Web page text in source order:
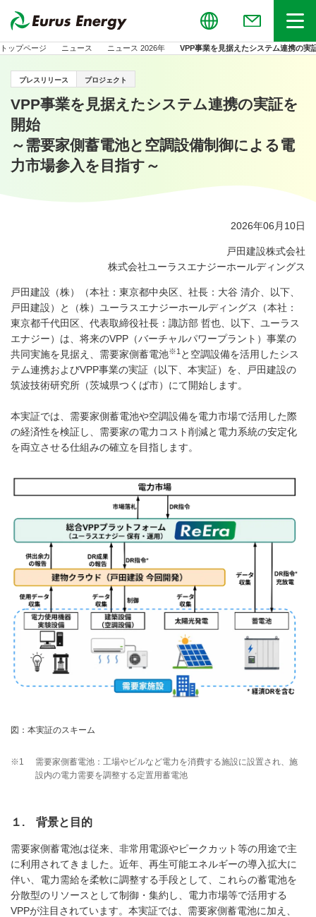
Globalお問い合わせメニュー
トップページ ニュース ニュース 2026年 VPP事業を見据えたシステム連携の実
プレスリリース プロジェクト
VPP事業を見据えたシステム連携の実証を
開始
～需要家側蓄電池と空調設備制御による電
力市場参入を目指す～
2026年06月10日
戸田建設株式会社
株式会社ユーラスエナジーホールディングス
戸田建設（株）（本社：東京都中央区、社長：大谷 清介、以下、
戸田建設）と（株）ユーラスエナジーホールディングス（本社：
東京都千代田区、代表取締役社長：諏訪部 哲也、以下、ユーラス
エナジー）は、将来のVPP （バーチャルパワープラント）事業の
共同実施を見据え、需要家側蓄電池※1 と空調設備を活用したシス
テム連携およびVPP事業の実証（以下、本実証）を、戸田建設の
筑波技術研究所（茨城県つくば市）にて開始します。
本実証では、需要家側蓄電池や空調設備を電力市場で活用した際
の経済性を検証し、需要家の電力コスト削減と電力系統の安定化
を両立させる仕組みの確立を目指します。
図：本実証のスキーム
※1
需要家側蓄電池：工場やビルなど電力を消費する施設に設置され、施
設内の電力需要を調整する定置用蓄電池
１. 背景と目的
需要家側蓄電池は従来、非常用電源やピークカット等の用途で主
に利用されてきました。近年、再生可能エネルギーの導入拡大に
伴い、電力需給を柔軟に調整する手段として、これらの蓄電池を
分散型のリソースとして制御・集約し、電力市場等で活用する
VPPが注目されています。本実証では、需要家側蓄電池に加え、